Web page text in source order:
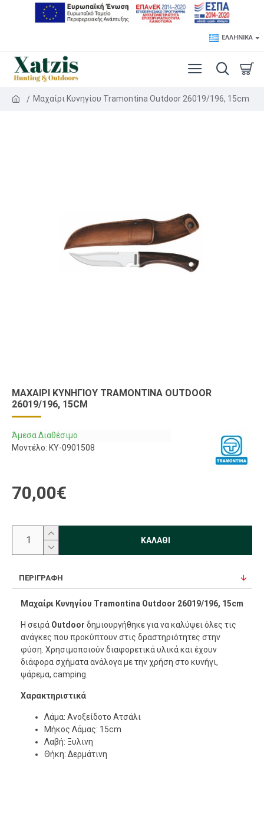
ΕΛΛΗΝΙΚΆ
Μαχαίρι Κυνηγίου Tramontina Outdoor 26019/196, 15cm
ΜΑΧΑΊΡΙ ΚΥΝΗΓΊΟΥ TRAMONTINA OUTDOOR
26019/196, 15CM
Άμεσα Διαθέσιμο
Μοντέλο: KY-0901508
70,00€
ΚΑΛΆΘΙ
ΠΕΡΙΓΡΑΦΉ
Μαχαίρι Κυνηγίου Tramontina Outdoor 26019/196, 15cm
Η σειρά Outdoor δημιουργήθηκε για να καλύψει όλες τις
ανάγκες που προκύπτουν στις δραστηριότητες στην
φύση. Χρησιμοποιούν διαφορετικά υλικά και έχουν
διάφορα σχήματα ανάλογα με την χρήση στο κυνήγι,
ψάρεμα, camping.
Χαρακτηριστικά
Λάμα: Ανοξείδοτο Ατσάλι
Μήκος Λάμας: 15cm
Λαβή: Ξυλινη
Θήκη: Δερμάτινη